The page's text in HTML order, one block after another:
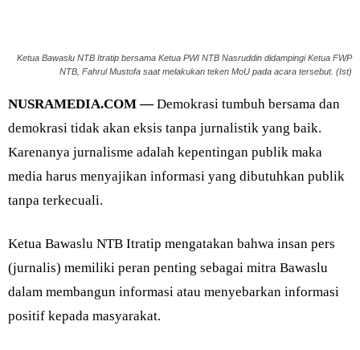
Ketua Bawaslu NTB Itratip bersama Ketua PWI NTB Nasruddin didampingi Ketua FWP
NTB, Fahrul Mustofa saat melakukan teken MoU pada acara tersebut. (Ist)
NUSRAMEDIA.COM —Demokrasi tumbuh bersama dan
demokrasi tidak akan eksis tanpa jurnalistik yang baik.
Karenanya jurnalisme adalah kepentingan publik maka
media harus menyajikan informasi yang dibutuhkan publik
tanpa terkecuali.
Ketua Bawaslu NTB Itratip mengatakan bahwa insan pers
(jurnalis) memiliki peran penting sebagai mitra Bawaslu
dalam membangun informasi atau menyebarkan informasi
positif kepada masyarakat.